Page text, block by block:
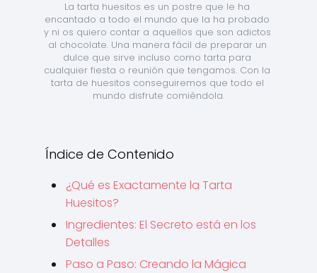
La tarta huesitos es un postre que le ha
encantado a todo el mundo que la ha probado
y ni os quiero contar a aquellos que son adictos
al chocolate. Una manera fácil de preparar un
dulce que sirve incluso como tarta para
cualquier fiesta o reunión que tengamos. Con la
tarta de huesitos conseguiremos que todo el
mundo disfrute comiéndola.
Índice de Contenido
¿Qué es Exactamente la Tarta
Huesitos?
Ingredientes: El Secreto está en los
Detalles
Paso a Paso: Creando la Mágica